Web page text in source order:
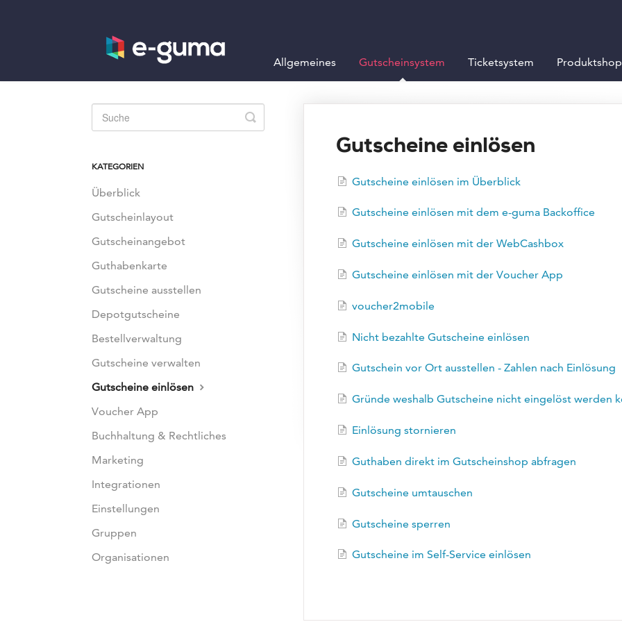
Allgemeines Gutscheinsystem Ticketsystem Produktshop
Gutscheine einlösen
Gutscheine einlösen im Überblick
Gutscheine einlösen mit dem e-guma Backoffice
Gutscheine einlösen mit der WebCashbox
Gutscheine einlösen mit der Voucher App
voucher2mobile
Nicht bezahlte Gutscheine einlösen
Gutschein vor Ort ausstellen - Zahlen nach Einlösung
Gründe weshalb Gutscheine nicht eingelöst werden
Einlösung stornieren
Guthaben direkt im Gutscheinshop abfragen
Gutscheine umtauschen
Gutscheine sperren
Gutscheine im Self-Service einlösen
Toggle
Search
KATEGORIEN
Überblick
Gutscheinlayout
Gutscheinangebot
Guthabenkarte
Gutscheine ausstellen
Depotgutscheine
Bestellverwaltung
Gutscheine verwalten
Gutscheine einlösen
Voucher App
Buchhaltung & Rechtliches
Marketing
Integrationen
Einstellungen
Gruppen
Organisationen